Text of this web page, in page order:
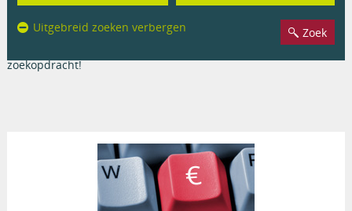
Uitgebreid zoeken verbergen
Er werden geen resultaten gevonden op basis van uw
zoekopdracht!